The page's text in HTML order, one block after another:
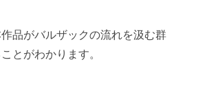
品がバルザックの流れを汲む群
とがわかります。